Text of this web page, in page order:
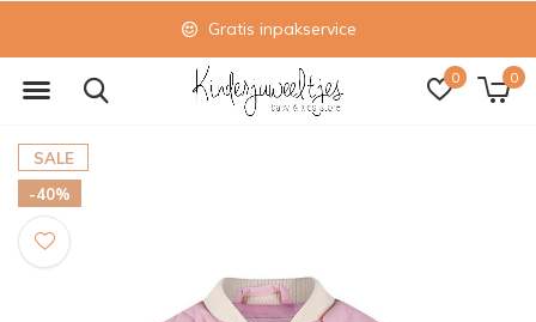
0 0
Gratis inpakservice
SALE
-40%